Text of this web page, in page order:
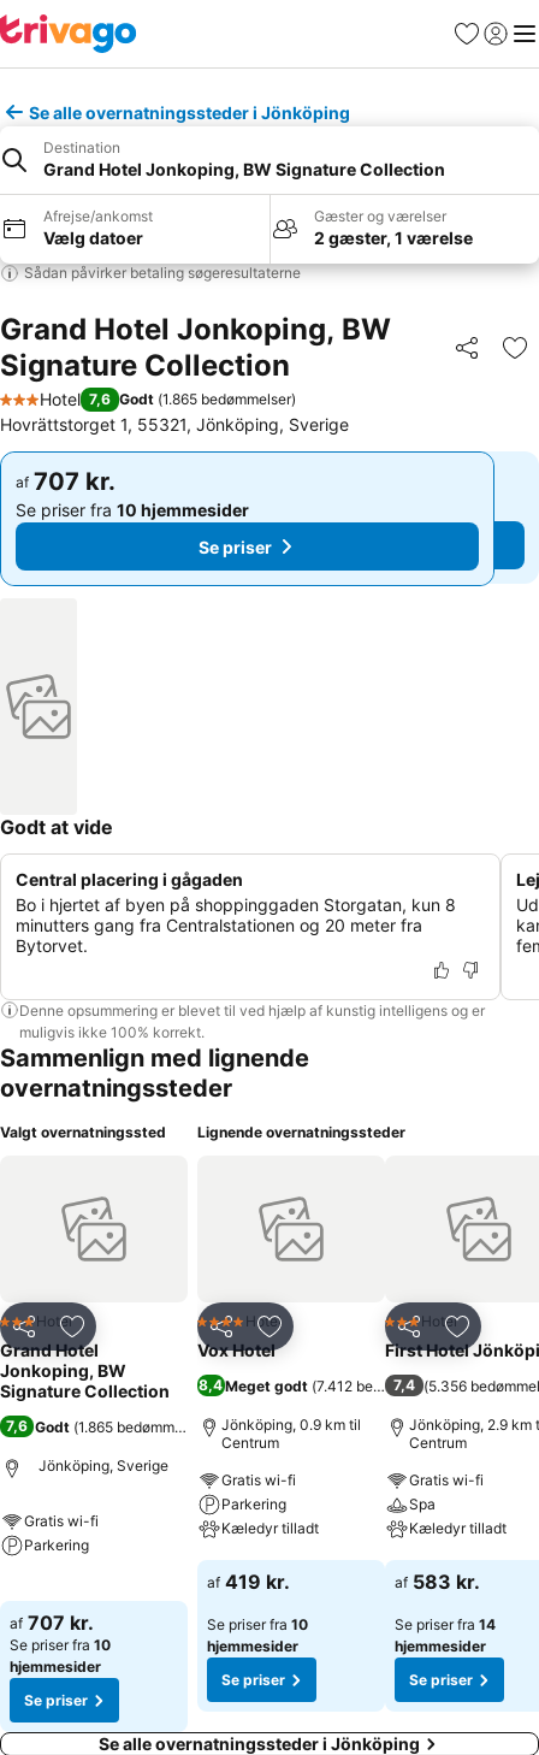
Favoritter
Log ind
Se alle overnatningssteder i Jönköping
Destination
Grand Hotel Jonkoping, BW Signature Collection
Afrejse/ankomst
Vælg datoer
Gæster og værelser
2 gæster, 1 værelse
Sådan påvirker betaling søgeresultaterne
Grand Hotel Jonkoping, BW
Signature Collection
Del
3 Stjerner
Hotel 7,6 Godt (1.865 bedømmelser)
Hovrättstorget 1, 55321, Jönköping, Sverige
af 707 kr.
Se priser fra 10 hjemmesider
Se priser
af 707 kr.
Se priser fra 10 hjemmesider
Se priser
Godt at vide
Central placering i gågaden
Bo i hjertet af byen på shoppinggaden Storgatan, kun 8
minutters gang fra Centralstationen og 20 meter fra
Bytorvet.
Denne opsummering er blevet til ved hjælp af kunstig intelligens og er
muligvis ikke 100% korrekt.
Sammenlign med lignende
overnatningssteder
Valgt overnatningssted
Del Føj til favoritter
3 Stjerner
Hotel
Grand Hotel
Jonkoping, BW
Signature Collection
7,6 Godt (1.865 bedømmelser)
Jönköping, Sverige
Gratis wi-fi
Parkering
af 707 kr.
Se priser fra 10
hjemmesider
Se priser
Lignende overnatningssteder
Del Føj til favoritter
4 StjernerHotel
Vox Hotel
8,4Meget godt (7.412 bedømmelser)
Jönköping, 0.9 km til
Centrum
Gratis wi-fi
Parkering
Kæledyr tilladt
Se priser
af 419 kr.
Se priser fra 10
hjemmesider
Se priser
Del Føj til
3 Stjerner
Hotel
First Hotel
7,4 (5.356
Jönköping, 2.9 km
Centrum
Gratis wi-fi
Spa
Kæledyr tilladt
Se priser
af 583 kr.
Se priser fra 14
hjemmesider
Se priser
Se alle overnatningssteder i Jönköping